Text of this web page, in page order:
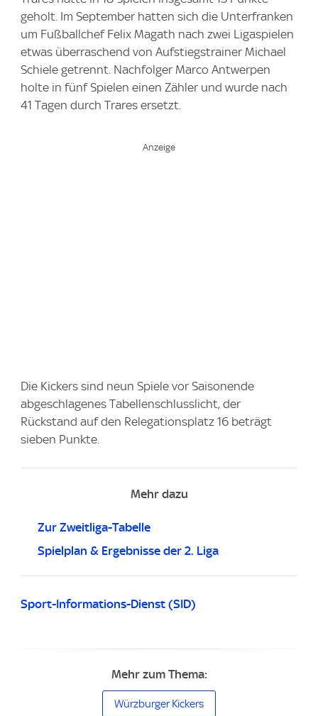
geholt. Im September hatten sich die Unterfranken
um Fußballchef Felix Magath nach zwei Ligaspielen
etwas überraschend von Aufstiegstrainer Michael
Schiele getrennt. Nachfolger Marco Antwerpen
holte in fünf Spielen einen Zähler und wurde nach
41 Tagen durch Trares ersetzt.
Die Kickers sind neun Spiele vor Saisonende
abgeschlagenes Tabellenschlusslicht, der
Rückstand auf den Relegationsplatz 16 beträgt
sieben Punkte.
Mehr dazu
Zur Zweitliga-Tabelle
Spielplan & Ergebnisse der 2. Liga
Sport-Informations-Dienst (SID)
Mehr zum Thema:
Würzburger Kickers